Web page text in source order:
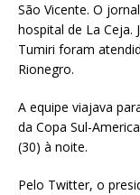
São Vicente. O
hospital de La Ceja.
Tumiri foram
Rionegro.
A equipe viajava
da Copa Sul-
(30) à noite.
Pelo Twitter, o